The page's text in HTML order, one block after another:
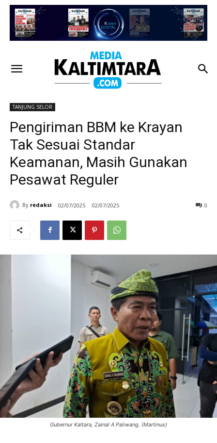
TANJUNG SELOR
Pengiriman BBM ke Krayan
Tak Sesuai Standar
Keamanan, Masih Gunakan
Pesawat Reguler
By redaksi 02/07/2025 02/07/2025 0
Gubernur Kaltara, Zainal A Paliwang. (Martinus)